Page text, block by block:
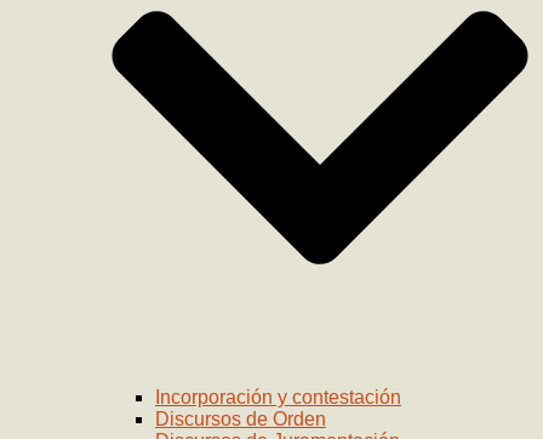
Incorporación y contestación
Discursos de Orden